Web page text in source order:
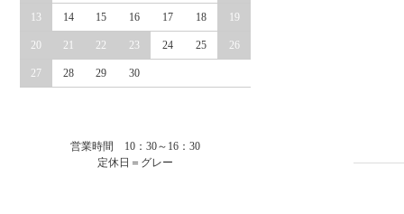
13 14 15 16 17 18 19
20 21 22 23 24 25 26
27 28 29 30
営業時間 10：30～16：30
定休日＝グレー